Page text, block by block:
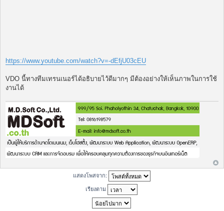
https://www.youtube.com/watch?v=-dEfjU03cEU
VDO นี้ทางทีมเทรนเนอร์ได้อธิบายไว้ดีมากๆ มีต้องอย่างให้เห็นภาพในการใช้
งานได้
แสดงโพสจาก:
เรียงตาม